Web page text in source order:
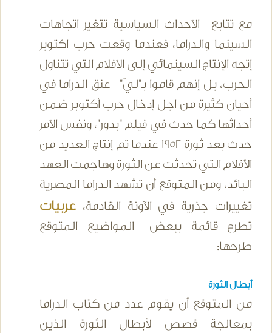
مع تتابع الأحداث السياسية تتغير اتجاهات
السينما والدراما، فعندما وقعت حرب أكتوبر
إتجه الإنتاج السينمائي إلى الأفلام التي تتناول
الحرب، بل إنهم قاموا بـ"ليّ" عنق الدراما في
أحيان كثيرة من أجل إدخال حرب أكتوبر ضمن
أحداثها كما حدث في فيلم "بدور"، ونفس الأمر
حدث بعد ثورة 1952 عندما تم إنتاج العديد من
الأفلام التي تحدثت عن الثورة وهاجمت العهد
البائد، ومن المتوقع أن تشهد الدراما المصرية
تغييرات جذرية في الآونة القادمة، عربيات
تطرح قائمة ببعض المواضيع المتوقع
طرحها:
أبطال الثورة
من المتوقع أن يقوم عدد من كتاب الدراما
بمعالجة قصص لأبطال الثورة الذين